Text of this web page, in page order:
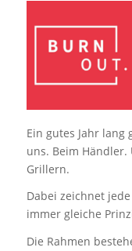
Ein gutes Jahr lang
uns. Beim
Grillern.
Dabei zeichnet
immer gleiche
Die Rahmen